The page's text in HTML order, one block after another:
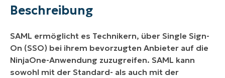
Beschreibung
SAML ermöglicht es Technikern, über Single Sign-
On (SSO) bei ihrem bevorzugten Anbieter auf die
NinjaOne-Anwendung zuzugreifen. SAML kann
sowohl mit der Standard- als auch mit der